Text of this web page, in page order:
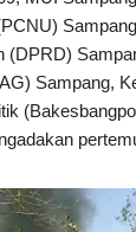
(DPRD)
Sampang,